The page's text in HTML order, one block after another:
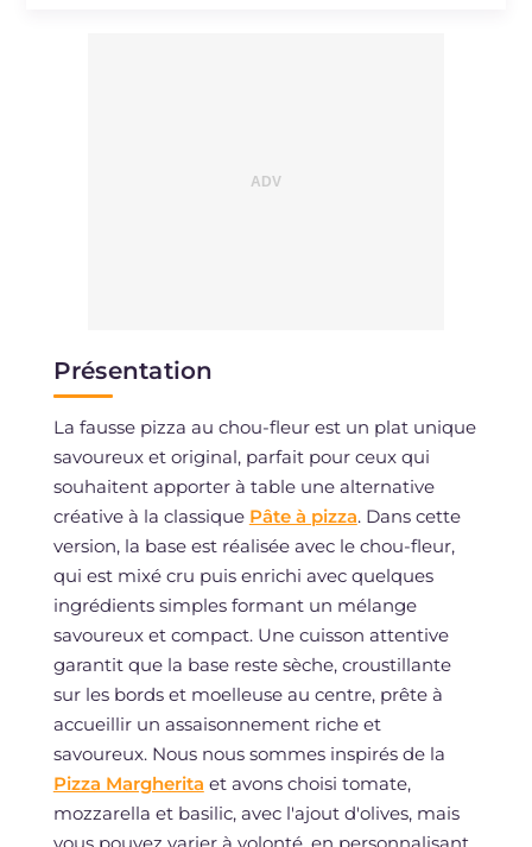
Présentation
La fausse pizza au chou-fleur est un plat unique
savoureux et original, parfait pour ceux qui
souhaitent apporter à table une alternative
créative à la classique Pâte à pizza. Dans cette
version, la base est réalisée avec le chou-fleur,
qui est mixé cru puis enrichi avec quelques
ingrédients simples formant un mélange
savoureux et compact. Une cuisson attentive
garantit que la base reste sèche, croustillante
sur les bords et moelleuse au centre, prête à
accueillir un assaisonnement riche et
savoureux. Nous nous sommes inspirés de la
Pizza Margherita et avons choisi tomate,
mozzarella et basilic, avec l'ajout d'olives, mais
vous pouvez varier à volonté, en personnalisant